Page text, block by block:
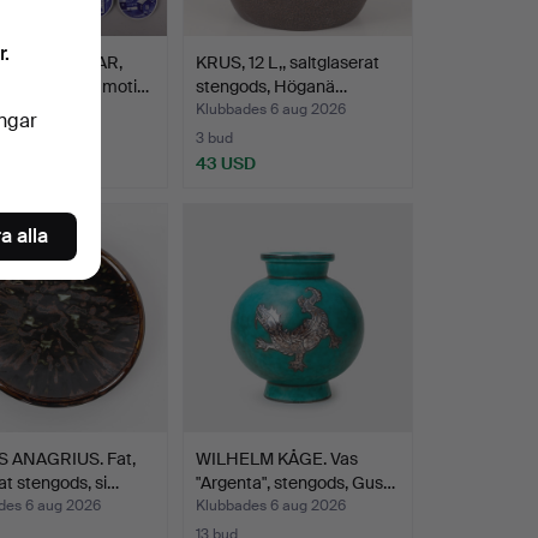
med danska moti…
KRUS, 12 L,, saltglaserat
stengods, Höganä…
Klubbades 6 aug 2026
3 bud
43 USD
ANAGRIUS. Fat,
stengods, si…
6 aug 2026
WILHELM KÅGE. Vas
"Argenta", stengods, Gus…
Klubbades 6 aug 2026
alla